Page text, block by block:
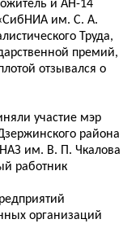
и АН-14
им. С. А.
Труда,
премий,
отзывался о
участие мэр
района
НАЗ им. В. П. Чкалова
работник
организаций